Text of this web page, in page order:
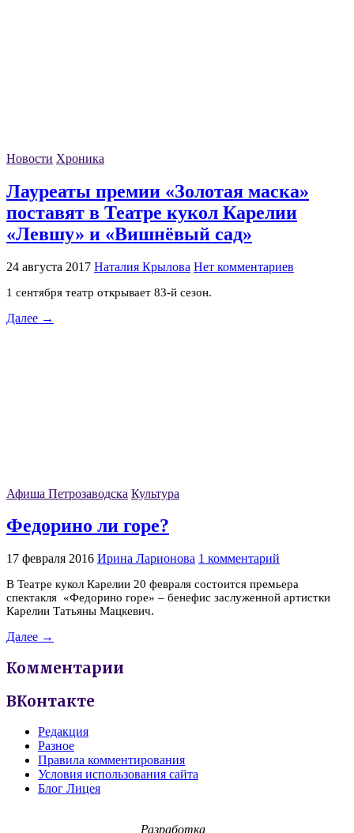
Новости Хроника
Лауреаты премии «Золотая маска»
поставят в Театре кукол Карелии
«Левшу» и «Вишнёвый сад»
24 августа 2017 Наталия Крылова Нет комментариев
1 сентября театр открывает 83-й сезон.
Далее →
Афиша Петрозаводска Культура
Федорино ли горе?
17 февраля 2016 Ирина Ларионова 1 комментарий
В Театре кукол Карелии 20 февраля состоится премьера
спектакля «Федорино горе» – бенефис заслуженной артистки
Карелии Татьяны Мацкевич.
Далее →
Комментарии
ВКонтакте
Редакция
Разное
Правила комментирования
Условия использования сайта
Блог Лицея
Разработка